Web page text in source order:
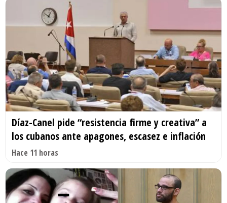
Díaz-Canel pide “resistencia firme y creativa” a
los cubanos ante apagones, escasez e inflación
Hace 11 horas